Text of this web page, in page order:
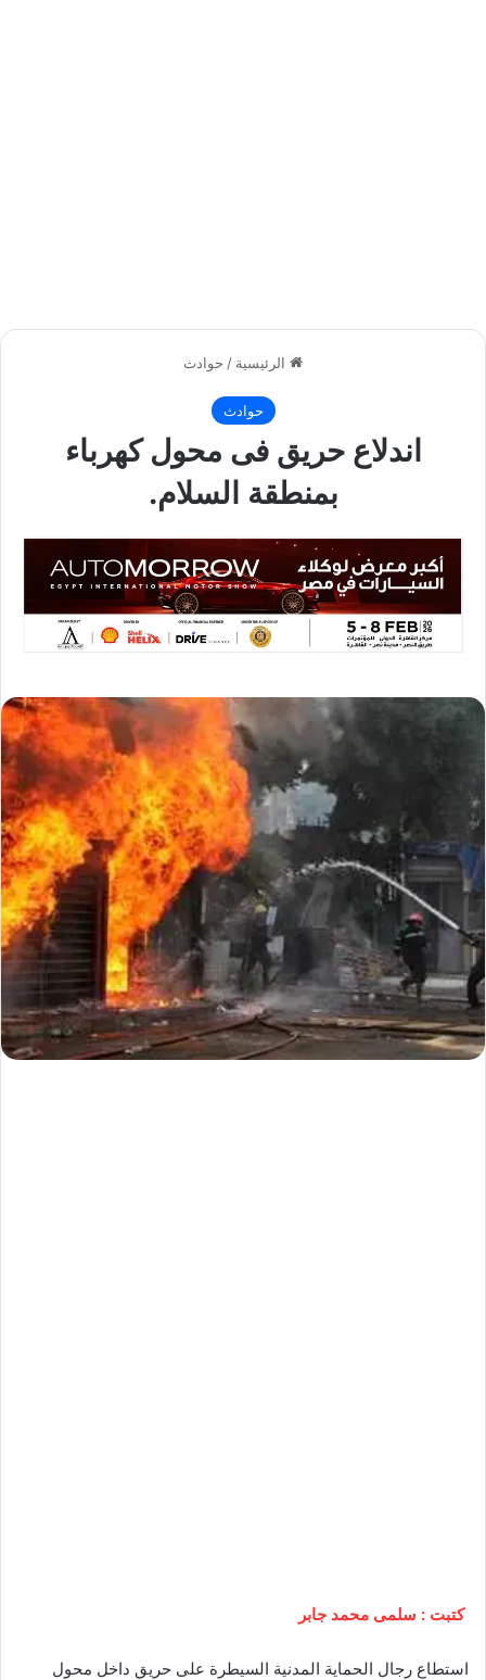
الرئيسية / حوادث
حوادث
اندلاع حريق فى محول كهرباء
بمنطقة السلام.
كتبت : سلمى محمد جابر
استطاع رجال الحماية المدنية السيطرة على حريق داخل محول